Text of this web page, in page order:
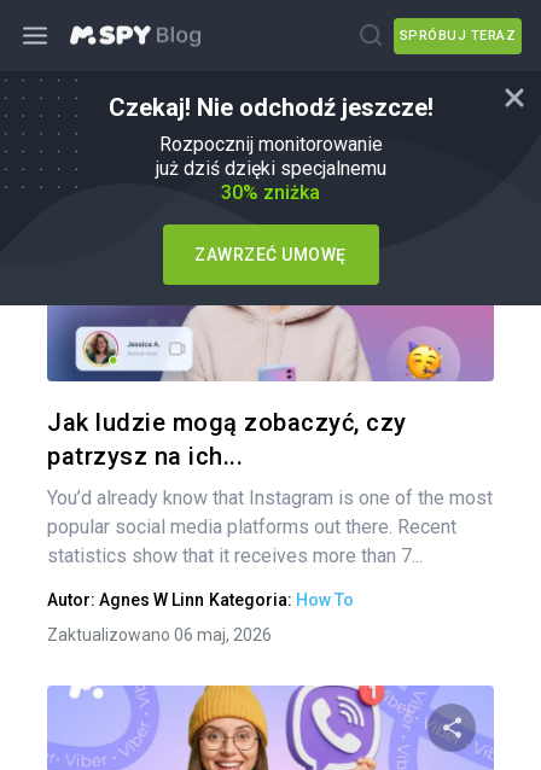
SPRÓBUJ TERAZ
Czekaj! Nie odchodź jeszcze!
Rozpocznij monitorowanie
już dziś dzięki specjalnemu
30% zniżka
ZAWRZEĆ UMOWĘ
Jak
Jak ludzie mogą zobaczyć, czy
patrzysz na ich...
You’d already know that Instagram is one of the most
popular social media platforms out there. Recent
statistics show that it receives more than 7...
Autor: Agnes W Linn Kategoria: How To
Zaktualizowano 06 maj, 2026